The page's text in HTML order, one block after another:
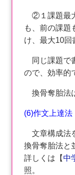
②１課題最
も、前の課題
け、最大10回
同じ課題で
ので、効率的
換骨奪胎法
(6)作文上達法
文章構成法
換骨奪胎法と
詳しくは【中
照。